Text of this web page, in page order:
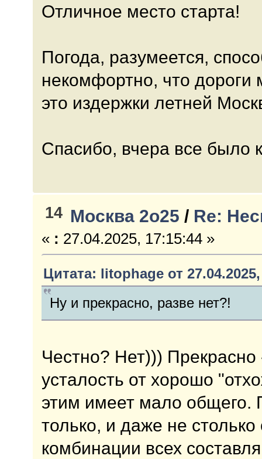
Отличное место старта!
Погода, разумеется,
некомфортно, что дороги
это издержки летней
Спасибо, вчера все было
14 Москва 2о25 / Re:
« : 27.04.2025, 17:15:44 »
Цитата: litophage от
Ну и прекрасно, разве нет?!
Честно? Нет))) Прекрасно
усталость от хорошо
этим имеет мало общего.
только, и даже не
комбинации всех